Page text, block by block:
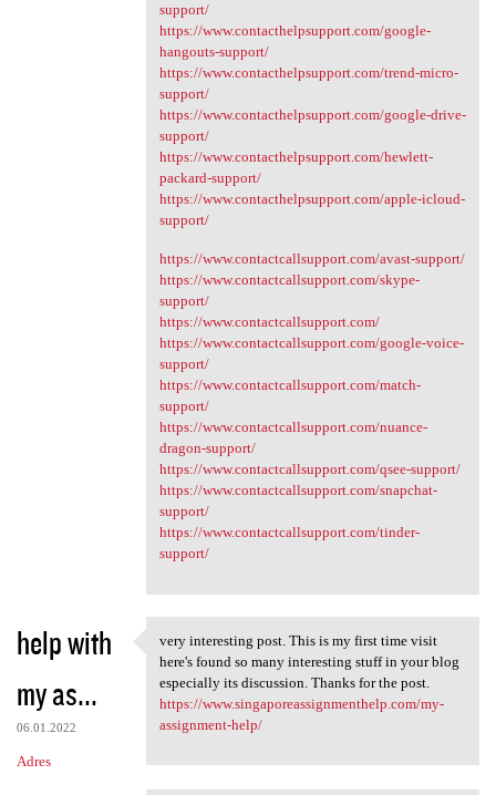
support/
https://www.contacthelpsupport.com/google-
hangouts-support/
https://www.contacthelpsupport.com/trend-micro-
support/
https://www.contacthelpsupport.com/google-drive-
support/
https://www.contacthelpsupport.com/hewlett-
packard-support/
https://www.contacthelpsupport.com/apple-icloud-
support/
https://www.contactcallsupport.com/avast-support/
https://www.contactcallsupport.com/skype-
support/
https://www.contactcallsupport.com/
https://www.contactcallsupport.com/google-voice-
support/
https://www.contactcallsupport.com/match-
support/
https://www.contactcallsupport.com/nuance-
dragon-support/
https://www.contactcallsupport.com/qsee-support/
https://www.contactcallsupport.com/snapchat-
support/
https://www.contactcallsupport.com/tinder-
support/
help with
my as...
06.01.2022
Adres
​very interesting post. This
​very interesting post. This is my first time visit
here's found so many interesting stuff in your blog
especially its discussion. Thanks for the post.
https://www.singaporeassignmenthelp.com/my-
assignment-help/